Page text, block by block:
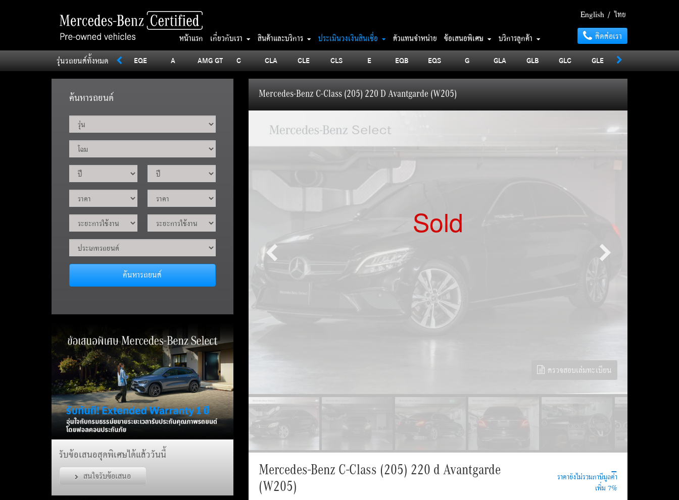
English / ไทย
หน้าแรก เกี่ยวกับเรา สินค้าและบริการ ประเมินวงเงินสินเชื่อ ตัวแทนจำหน่าย ข้อเสนอพิเศษ บริการลูกค้า
ติดต่อเรา
รุ่นรถยนต์ทั้งหมด
Sprinter V Vito EQE A AMG GT C CLA CLE CLS E EQB EQS G GLA GLB GLC GLE
ค้นหารถยนต์
ค้นหารถยนต์
Mercedes-Benz C-Class (205) 220 D Avantgarde (W205)
Sold
ตรวจสอบเล่มทะเบียน
Mercedes-Benz C-Class (205) 220 d Avantgarde
(W205)
-
รับข้อเสนอสุดพิเศษได้แล้ววันนี้
สนใจรับข้อเสนอ